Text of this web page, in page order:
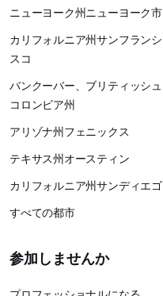
ニューヨーク州ニューヨーク市
カリフォルニア州サンフランシ
スコ
バンクーバー、ブリティッシュ
コロンビア州
アリゾナ州フェニックス
テキサス州オースティン
カリフォルニア州サンディエゴ
すべての都市
参加しませんか